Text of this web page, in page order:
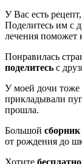
У Вас есть
Поделитесь им с
лечения поможет
Понравилась
поделитесь с
У моей дочи
прикладывали
прошла.
Большой
от рождения до